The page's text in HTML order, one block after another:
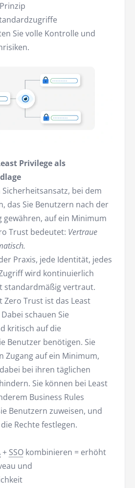
Sie volle Kontrolle und
Privilege als
Sicherheitsansatz, bei dem
das Sie Benutzern nach der
gewähren, auf ein Minimum
Trust bedeutet: Vertraue
Praxis, jede Identität, jedes
wird kontinuierlich
standardmäßig vertraut.
Zero Trust ist das Least
schauen Sie
kritisch auf die
Benutzer benötigen. Sie
Zugang auf ein Minimum,
bei ihren täglichen
Sie können bei Least
Business Rules
Benutzern zuweisen, und
Rechte festlegen.
+ SSO kombinieren = erhöht
und